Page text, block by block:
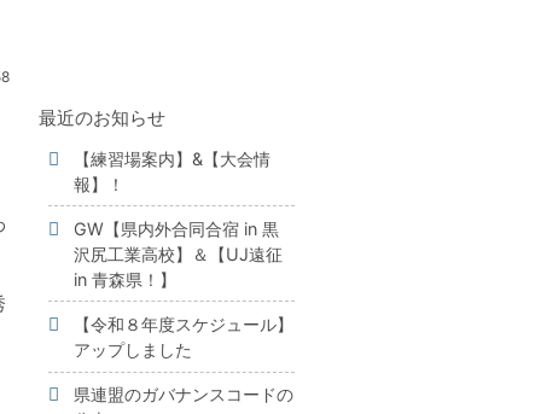
最近のお知らせ
【練習場案内】&【大会情
報】！
GW【県内外合同合宿 in 黒
沢尻工業高校】＆【UJ遠征
in 青森県！】
【令和８年度スケジュール】
アップしました
県連盟のガバナンスコードの